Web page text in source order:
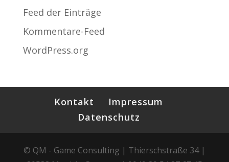
Feed der Einträge
Kommentare-Feed
WordPress.org
Kontakt
Impressum
Datenschutz
© QM - Game Consulting | Thierschstraße 34 |